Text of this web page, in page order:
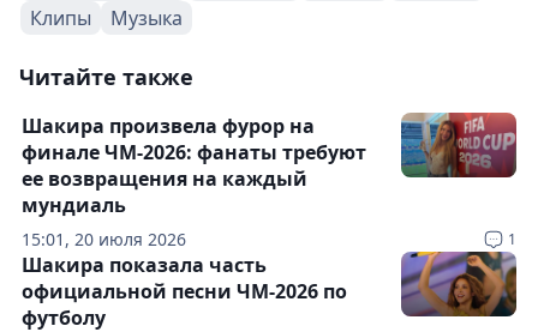
Клипы
Музыка
Читайте также
15:01, 20 июля 2026 1
Шакира произвела фурор на
финале ЧМ-2026: фанаты требуют
ее возвращения на каждый
мундиаль
Шакира показала часть
официальной песни ЧМ-2026 по
футболу